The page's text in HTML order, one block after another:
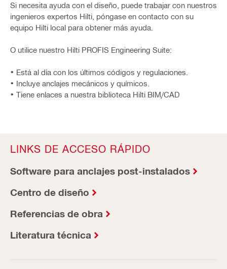
Si necesita ayuda con el diseño, puede trabajar con nuestros
ingenieros expertos Hilti, póngase en contacto con su
equipo Hilti local para obtener más ayuda.
O utilice nuestro Hilti PROFIS Engineering Suite:
• Está al día con los últimos códigos y regulaciones.
• Incluye anclajes mecánicos y químicos.
• Tiene enlaces a nuestra biblioteca Hilti BIM/CAD
LINKS DE ACCESO RÁPIDO
Software para anclajes post-instalados
Centro de diseño
Referencias de obra
Literatura técnica